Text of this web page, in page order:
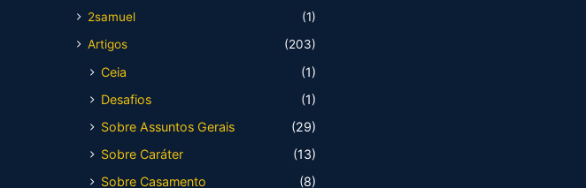
2samuel
(1)
Artigos
(203)
Ceia
(1)
Desafios
(1)
Sobre Assuntos Gerais
(29)
Sobre Caráter
(13)
Sobre Casamento
(8)